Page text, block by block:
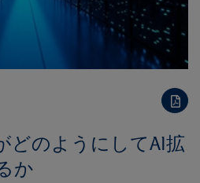
どのようにしてAI拡
か